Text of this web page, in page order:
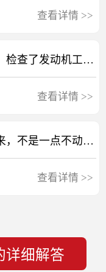
详细解答
查看详情 >>
挖机山猫E80挖机大臂不能下降，检查了发动机工作正常
查看详情 >>
挖机山猫E17微挖。大臂抬不起来，不是一点不动是得加油门才能动，怠速起不来。怠速二臂铲斗都没事速度快得很。行走没劲慢，给负荷动作才速度快了。这是山猫通病，有修过山猫这个毛病的大神吗求解答
查看详情 >>